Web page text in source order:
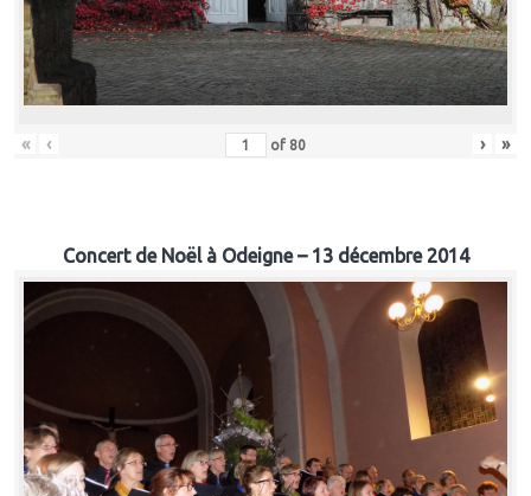
« ‹ of 80 › »
Concert de Noël à Odeigne – 13 décembre 2014